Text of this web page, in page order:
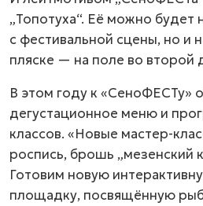
„Топотуха“. Её можно будет
с фестивальной сцены, но и
пляске — на поле во второй
В этом году к «СеноФЕСТу»
дегустационное меню и
классов. «Новые мастер-
роспись, брошь „мезенский
Готовим новую
площадку, посвящённую